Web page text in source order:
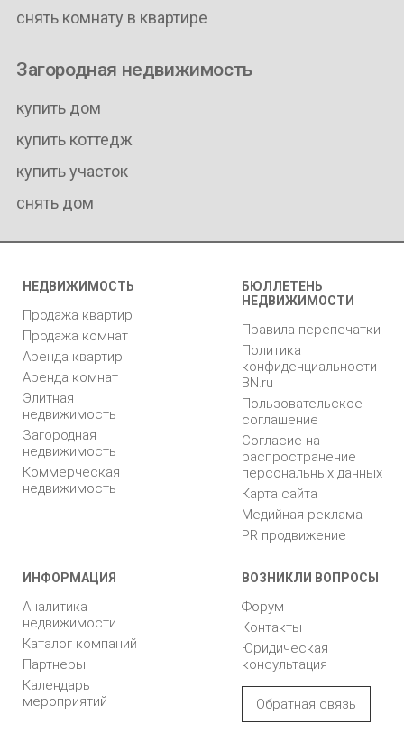
снять комнату в квартире
Загородная недвижимость
купить дом
купить коттедж
купить участок
снять дом
НЕДВИЖИМОСТЬ
Продажа квартир
Продажа комнат
Аренда квартир
Аренда комнат
Элитная
недвижимость
Загородная
недвижимость
Коммерческая
недвижимость
БЮЛЛЕТЕНЬ
НЕДВИЖИМОСТИ
Правила перепечатки
Политика
конфиденциальности
BN.ru
Пользовательское
соглашение
Согласие на
распространение
персональных данных
Карта сайта
Медийная реклама
PR продвижение
ИНФОРМАЦИЯ
Аналитика
недвижимости
Каталог компаний
Партнеры
Календарь
мероприятий
ВОЗНИКЛИ ВОПРОСЫ
Форум
Контакты
Юридическая
консультация
Обратная связь